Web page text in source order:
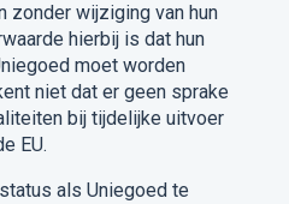
zonder wijziging van hun
hierbij is dat hun
moet worden
niet dat er geen sprake
bij tijdelijke uitvoer
EU.
als Uniegoed te